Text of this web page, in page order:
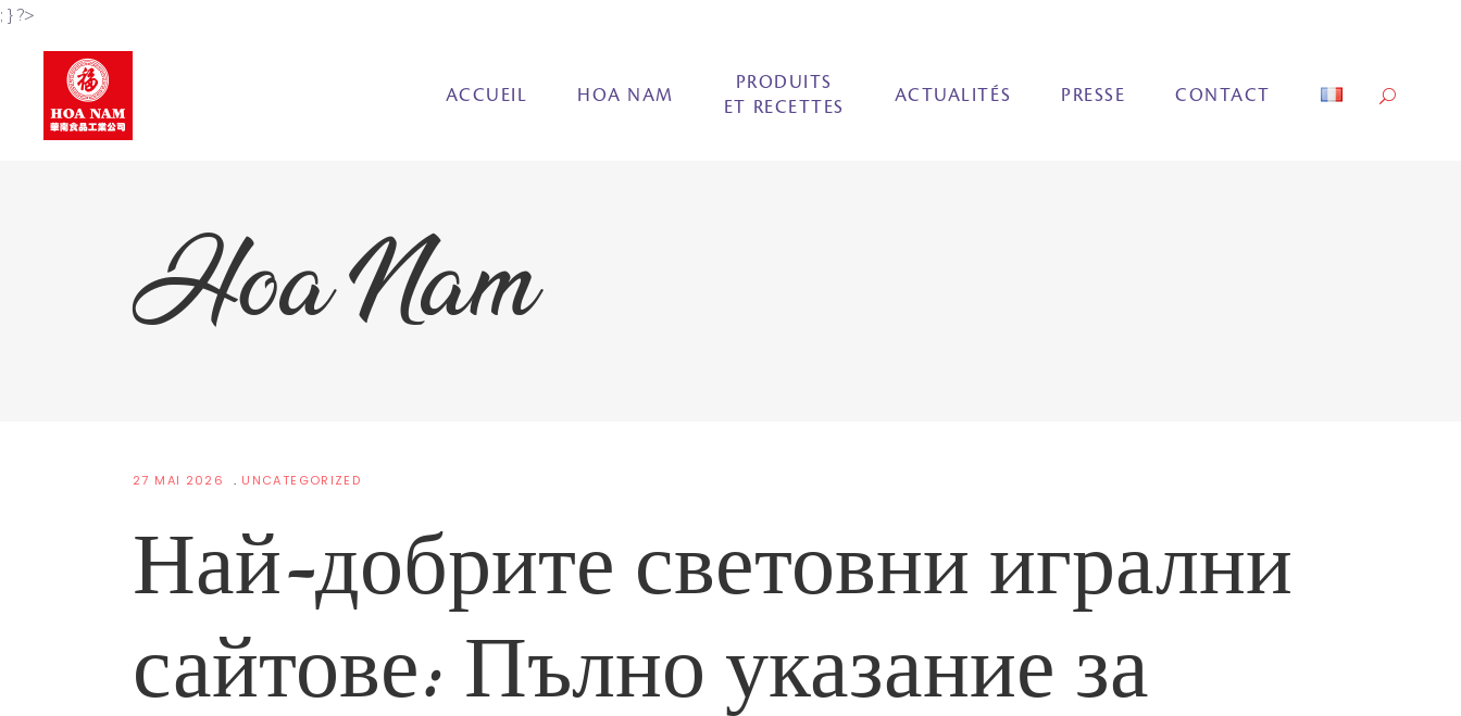
; } ?>
ACCUEIL HOA NAM
PRODUITS
ET RECETTES
ACTUALITÉS PRESSE CONTACT
Hoa Nam
27 MAI 2026 UNCATEGORIZED
Най-добрите световни игрални
сайтове: Пълно указание за